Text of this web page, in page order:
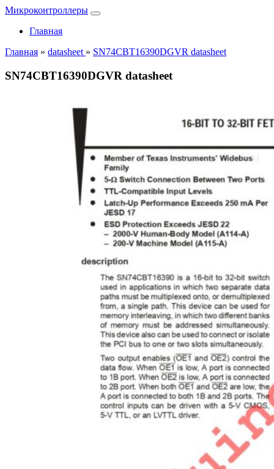
Микроконтроллеры
Главная
Главная » datasheet » SN74CBT16390DGVR datasheet
SN74CBT16390DGVR datasheet